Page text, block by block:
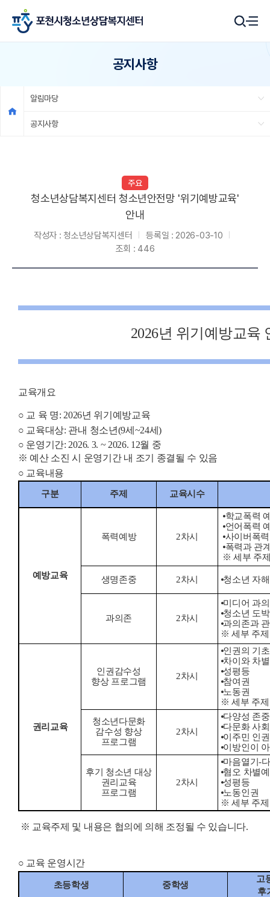
공지사항
알림마당
공지사항
주요
청소년상담복지센터 청소년안전망 '위기예방교육'
안내
작성자 : 청소년상담복지센터 등록일 : 2026-03-10
조회 : 446
2026년 위기예방교육
교육개요
○ 교 육 명: 2026년 위기예방교육
○ 교육대상: 관내 청소년(9세 ~24세)
○ 운영기간: 2026. 3. ~ 2026. 12월 중
※ 예산 소진 시 운영기간 내 조기 종결될 수 있음
○ 교육내용
구분 주제 교육시수
예방교육
폭력예방 2차시
⦁학교폭력
⦁언어폭력
⦁사이버폭
⦁폭력과 관
※세부 주
생명존중 2차시 ⦁청소년 자해
과의존 2차시
⦁미디어 과
⦁청소년 도
⦁과의존과
※세부 주
권리교육
인권감수성
향상 프로그램
2차시
⦁인권의 기초
⦁차이와 차별
⦁성평등
⦁참여권
⦁노동권
※세부 주
청소년다문화
감수성 향상
프로그램
2차시
⦁다양성 존중
⦁다문화 사
⦁이주민 인
⦁이방인이
후기 청소년 대상
권리교육
프로그램
2차시
⦁마음열기-
⦁혐오 차별
⦁성평등
⦁노동인권
※세부 주
※ 교육주제 및 내용은 협의에 의해 조정될 수 있습니다.
○ 교육 운영시간
초등학생 중학생
고
후